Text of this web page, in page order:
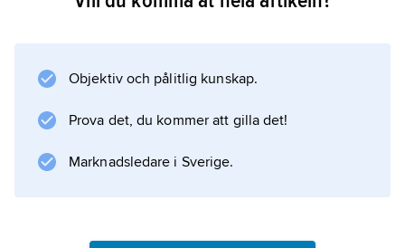
av hushållsartiklar och hemelektronik.
introducerades i Sverige GE Capital Finans
och GE Capital Bilfinans. År 1997 etablerades
GE Capital Bank, som 2004 fusionerades med
Objektiv och pålitlig kunskap.
Prova det, du kommer att gilla det!
Marknadsledare i Sverige.